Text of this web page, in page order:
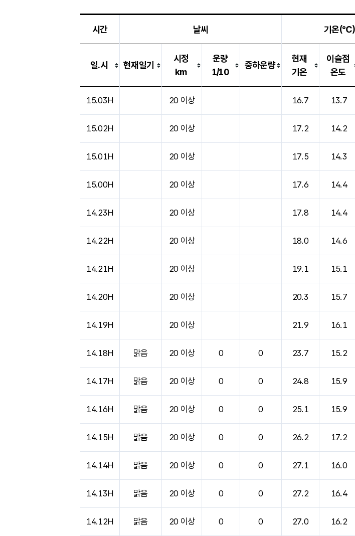
시간 날씨 기온(℃)
일.시 현재일기
시정
km
운량
1/10
중하운량
현재
기온
이슬점
온도
15.03H 20 이상 16.7 13.7
15.02H 20 이상 17.2 14.2
15.01H 20 이상 17.5 14.3
15.00H 20 이상 17.6 14.4
14.23H 20 이상 17.8 14.4
14.22H 20 이상 18.0 14.6
14.21H 20 이상 19.1 15.1
14.20H 20 이상 20.3 15.7
14.19H 20 이상 21.9 16.1
14.18H 맑음 20 이상 0 0 23.7 15.2
14.17H 맑음 20 이상 0 0 24.8 15.9
14.16H 맑음 20 이상 0 0 25.1 15.9
14.15H 맑음 20 이상 0 0 26.2 17.2
14.14H 맑음 20 이상 0 0 27.1 16.0
14.13H 맑음 20 이상 0 0 27.2 16.4
14.12H 맑음 20 이상 0 0 27.0 16.2